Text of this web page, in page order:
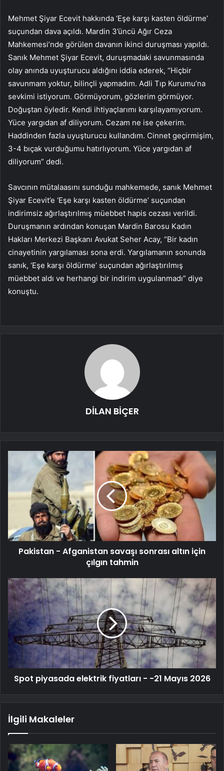
Mehmet Şiyar Ecevit hakkında ‘Eşe karşı kasten öldürme’
suçundan dava açıldı. Mardin 3’üncü Ağır Ceza
Mahkemesi’nde görülen davanın ikinci duruşması yapıldı.
Sanık Mehmet Şiyar Ecevit, duruşmadaki savunmasında
olay anında uyuşturucu aldığını iddia ederek, “Hiçbir
savunmam yoktur, bilinçli yapmadım. Adli Tıp Kurumu’na
sevkimi istiyorum. Görmüyorum, gözlerim görmüyor.
Doğuştan öyledir. Kendi ihtiyaçlarımı karşılayamıyorum.
Yüce yargıdan af diliyorum. Cezam ne ise çekerim.
Haddinden fazla uyuşturucu kullandım. Cinnet geçirmişim,
3-4 bıçak vurduğumu hatırlıyorum. Yüce yargıdan af
diliyorum” dedi.
Savcının mütalaasını sunduğu mahkemede, sanık Mehmet
Şiyar Ecevit’e ‘Eşe karşı kasten öldürme’ suçundan
indirimsiz ağırlaştırılmış müebbet hapis cezası verildi.
Duruşmanın ardından konuşan Mardin Barosu Kadın
Hakları Merkezi Başkanı Avukat Seher Acay, “Bir kadın
cinayetinin yargılaması sona erdi. Yargılamanın sonunda
sanık, ‘Eşe karşı öldürme’ suçundan ağırlaştırılmış
müebbet aldı ve herhangi bir indirim uygulanmadı” diye
konuştu.
DİLAN BİÇER
Pakistan - Afganistan savaşı sonrası altın için
çılgın tahmin
Spot piyasada elektrik fiyatları - -21 Mayıs 2026
İlgili Makaleler